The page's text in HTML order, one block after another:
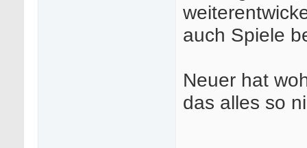
auch Spiele
Neuer hat
das alles so